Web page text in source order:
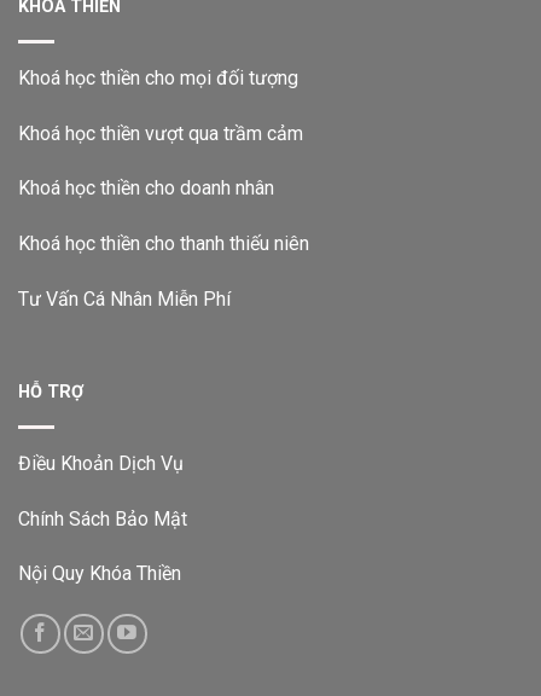
KHÓA THIỀN
Khoá học thiền cho mọi đối tượng
Khoá học thiền vượt qua trầm cảm
Khoá học thiền cho doanh nhân
Khoá học thiền cho thanh thiếu niên
Tư Vấn Cá Nhân Miễn Phí
HỖ TRỢ
Điều Khoản Dịch Vụ
Chính Sách Bảo Mật
Nội Quy Khóa Thiền